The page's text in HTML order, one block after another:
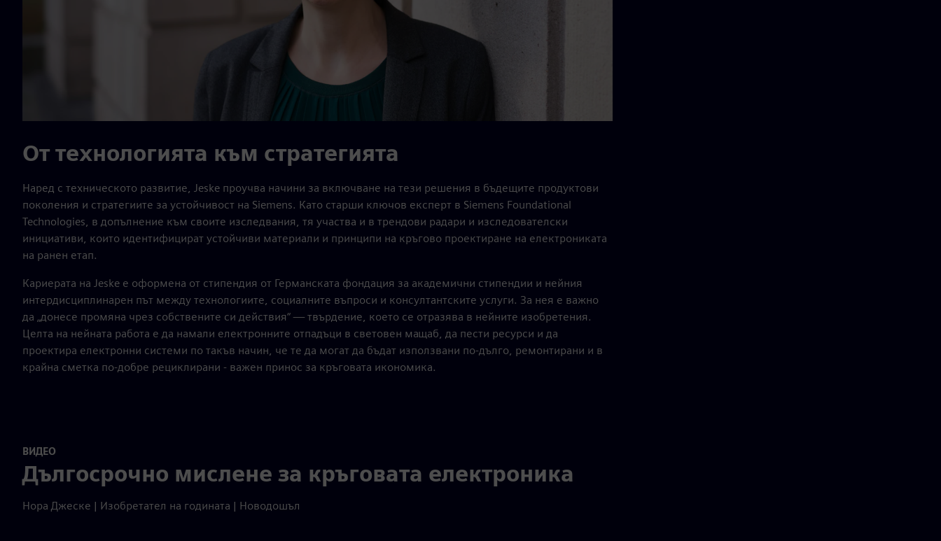
От технологията към стратегията
Наред с техническото развитие, Jeske проучва начини за включване на тези решения в бъдещите продуктови
поколения и стратегиите за устойчивост на Siemens. Като старши ключов експерт в Siemens Foundational
Technologies, в допълнение към своите изследвания, тя участва и в трендови радари и изследователски
инициативи, които идентифицират устойчиви материали и принципи на кръгово проектиране на електрониката
на ранен етап.
Кариерата на Jeske е оформена от стипендия от Германската фондация за академични стипендии и нейния
интердисциплинарен път между технологиите, социалните въпроси и консултантските услуги. За нея е важно
да „донесе промяна чрез собствените си действия“ — твърдение, което се отразява в нейните изобретения.
Целта на нейната работа е да намали електронните отпадъци в световен мащаб, да пести ресурси и да
проектира електронни системи по такъв начин, че те да могат да бъдат използвани по-дълго, ремонтирани и в
крайна сметка по-добре рециклирани - важен принос за кръговата икономика.
ВИДЕО
Дългосрочно мислене за кръговата електроника
Нора Джеске | Изобретател на годината | Новодошъл